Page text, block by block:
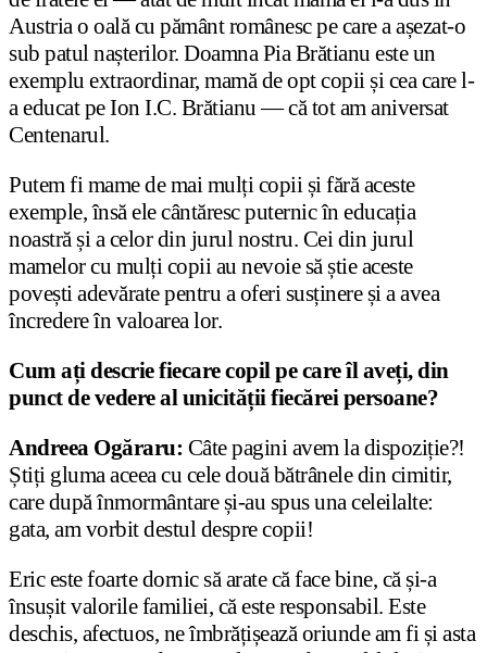
Austria o oală cu pământ românesc pe care a așezat-o
sub patul nașterilor. Doamna Pia Brătianu este un
exemplu extraordinar, mamă de opt copii și cea care l-
a educat pe Ion I.C. Brătianu — că tot am aniversat
Centenarul.
Putem fi mame de mai mulți copii și fără aceste
exemple, însă ele cântăresc puternic în educația
noastră și a celor din jurul nostru. Cei din jurul
mamelor cu mulți copii au nevoie să știe aceste
povești adevărate pentru a oferi susținere și a avea
încredere în valoarea lor.
Cum ați descrie fiecare copil pe care îl aveți, din
punct de vedere al unicității fiecărei persoane?
Andreea Ogăraru: Câte pagini avem la dispoziție?!
Știți gluma aceea cu cele două bătrânele din cimitir,
care după înmormântare și-au spus una celeilalte:
gata, am vorbit destul despre copii!
Eric este foarte dornic să arate că face bine, că și-a
însușit valorile familiei, că este responsabil. Este
deschis, afectuos, ne îmbrățișează oriunde am fi și asta